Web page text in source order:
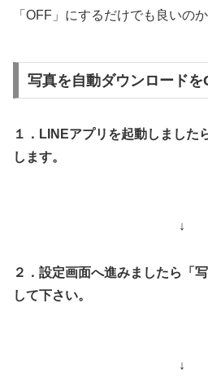
「OFF」にするだけでも良いの
写真を自動ダウンロード
１．LINEアプリを起動しました
します。
↓
２．設定画面へ進みましたら「
して下さい。
↓